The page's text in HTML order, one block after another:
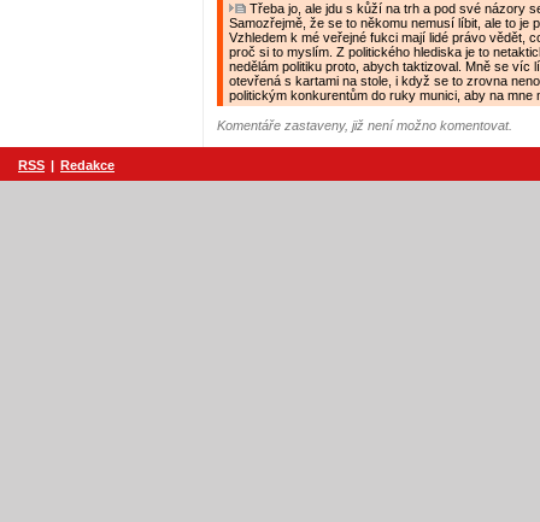
Třeba jo, ale jdu s kůží na trh a pod své názory
Samozřejmě, že se to někomu nemusí líbit, ale to je
Vzhledem k mé veřejné fukci mají lidé právo vědět,
proč si to myslím. Z politického hlediska je to
nedělám politiku proto, abych taktizoval. Mně se víc
otevřená s kartami na stole, i když se to zrovna
politickým konkurentům do ruky munici, aby na mne
Komentáře zastaveny, již není možno komentovat.
RSS | Redakce